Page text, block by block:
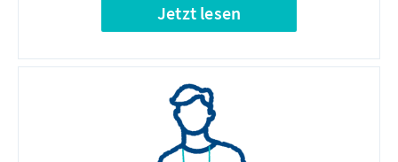
Jetzt lesen